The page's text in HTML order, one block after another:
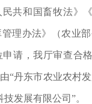
共和国畜牧法》
理办法》（农业
请，我厅审查合
“丹东市农业农村
发展有限公司”。